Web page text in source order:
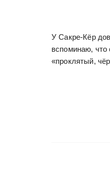
У Сакре-Кёр
вспоминаю,
«проклятый,